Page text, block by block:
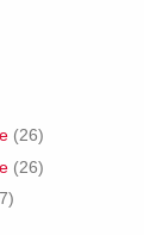
(26)
(26)